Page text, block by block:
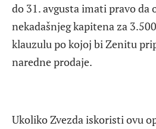
do 31. avgusta imati pravo da
nekadašnjeg kapitena za
klauzulu po kojoj bi Zenitu
naredne prodaje.
Ukoliko Zvezda iskoristi ovu